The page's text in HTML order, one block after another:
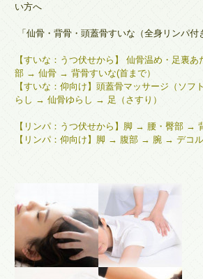
い方へ
「仙骨・背骨・頭蓋骨すいな（全身リンパ付
【すいな：うつ伏せから】
仙骨温め・足裏
部 → 仙骨 → 背骨すいな(首まで）
【すいな：仰向け】 頭蓋骨マッサージ（ソ
らし → 仙骨ゆらし → 足（さすり）
【リンパ： うつ伏せから】 脚 → 腰・臀部 →
【リンパ： 仰向け】 脚 → 腹部 → 腕 → デコル